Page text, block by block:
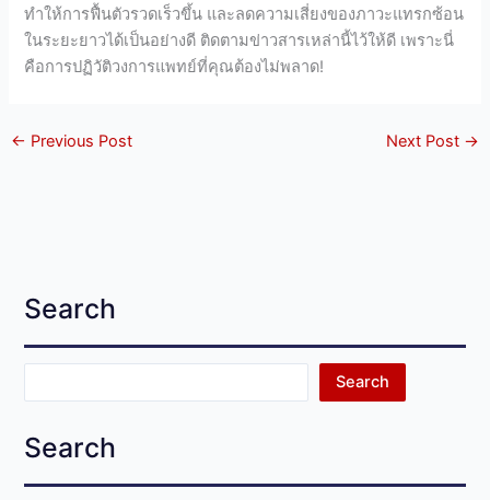
ทำให้การฟื้นตัวรวดเร็วขึ้น และลดความเสี่ยงของภาวะแทรกซ้อน
ในระยะยาวได้เป็นอย่างดี ติดตามข่าวสารเหล่านี้ไว้ให้ดี เพราะนี่
คือการปฏิวัติวงการแพทย์ที่คุณต้องไม่พลาด!
← Previous Post Next Post →
Search
Search
Search